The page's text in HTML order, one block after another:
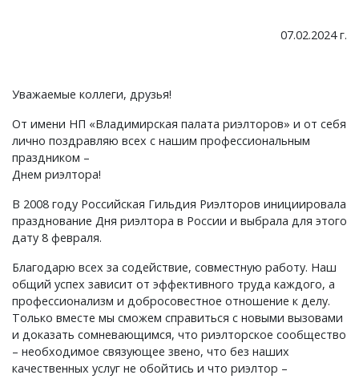
07.02.2024 г.
Уважаемые коллеги, друзья!
От имени НП «Владимирская палата риэлторов» и от себя
лично поздравляю всех с нашим профессиональным
праздником –
Днем риэлтора!
В 2008 году Российская Гильдия Риэлторов инициировала
празднование Дня риэлтора в России и выбрала для этого
дату 8 февраля.
Благодарю всех за содействие, совместную работу. Наш
общий успех зависит от эффективного труда каждого, а
профессионализм и добросовестное отношение к делу.
Только вместе мы сможем справиться с новыми вызовами
и доказать сомневающимся, что риэлторское сообщество
– необходимое связующее звено, что без наших
качественных услуг не обойтись и что риэлтор –